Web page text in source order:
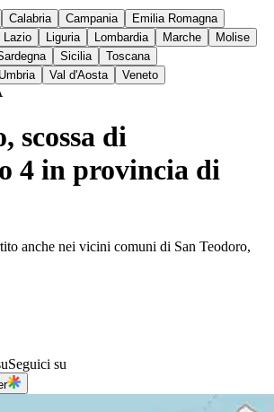
Calabria Campania
Emilia Romagna
Lazio Liguria Lombardia Marche
Molise
Sicilia
Toscana
Umbria Val d'Aosta Veneto
scossa di
4 in provincia di
anche nei vicini comuni di San Teodoro,
Seguici su